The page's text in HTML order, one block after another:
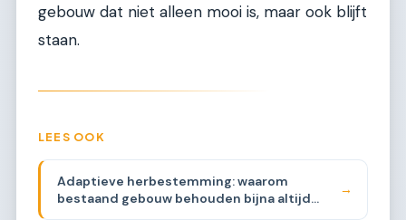
gebouw dat niet alleen mooi is, maar ook blijft
staan.
LEES OOK
Adaptieve herbestemming: waarom
bestaand gebouw behouden bijna altijd
beter is
→